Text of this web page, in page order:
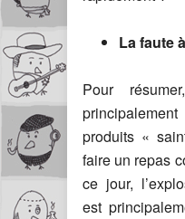
La faute
Pour
produits «
faire un repas
ce jour,
est